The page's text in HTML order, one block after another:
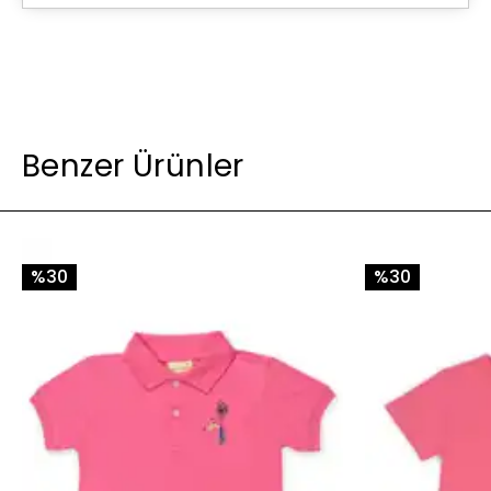
Tüm üretim aşamalarında özenle seçilmiş, güvenilir
Benzer Ürünler
%30 %30